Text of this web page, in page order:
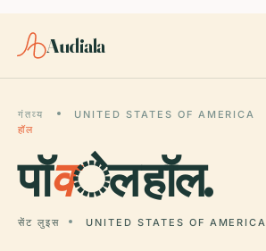
Audiala
गंतव्य UNITED STATES OF AMERICA
हॉल
पॉवेल हॉल.
सेंट लुइस UNITED STATES OF AMERICA